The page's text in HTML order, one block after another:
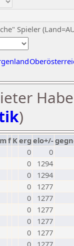
Spieler
)
f Kerg elo+/-
0
0
0
1294
0
1294
0
1277
0
1277
0
1277
0
1277
0
1277
0
1277